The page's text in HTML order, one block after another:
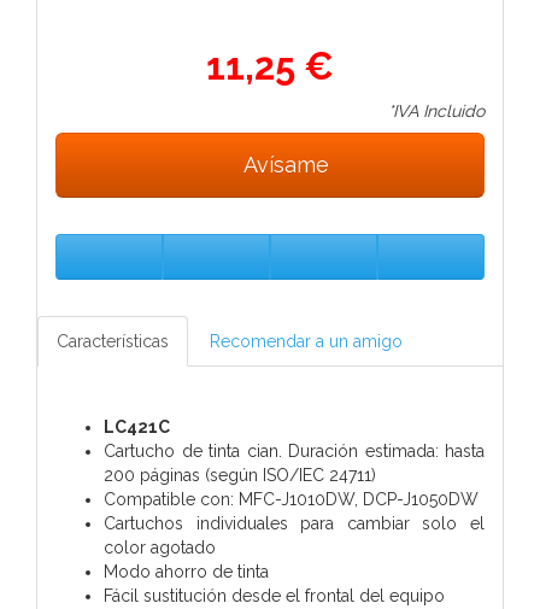
11,25 €
*IVA Incluido
Avísame
Características Recomendar a un amigo
LC421C
Cartucho de tinta cian. Duración estimada: hasta
200 páginas (según ISO/IEC 24711)
Compatible con: MFC-J1010DW, DCP-J1050DW
Cartuchos individuales para cambiar solo el
color agotado
Modo ahorro de tinta
Fácil sustitución desde el frontal del equipo